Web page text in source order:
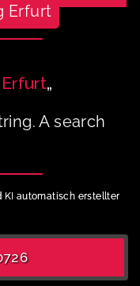
Erfurt
„
A search
KI automatisch erstellter